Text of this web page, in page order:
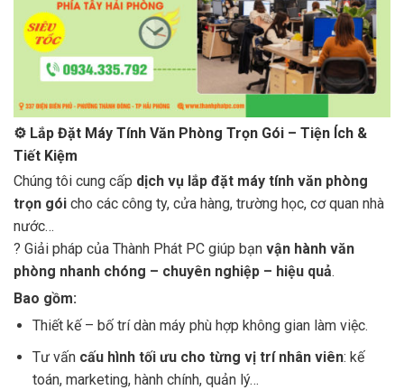
⚙️ Lắp Đặt Máy Tính Văn Phòng Trọn Gói – Tiện Ích &
Tiết Kiệm
Chúng tôi cung cấp dịch vụ lắp đặt máy tính văn phòng
trọn gói cho các công ty, cửa hàng, trường học, cơ quan nhà
nước…
? Giải pháp của Thành Phát PC giúp bạn vận hành văn
phòng nhanh chóng – chuyên nghiệp – hiệu quả.
Bao gồm:
Thiết kế – bố trí dàn máy phù hợp không gian làm việc.
Tư vấn cấu hình tối ưu cho từng vị trí nhân viên: kế
toán, marketing, hành chính, quản lý…